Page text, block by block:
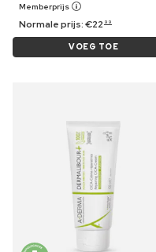
Memberprijs
Normale prijs:€22 99
VOEG TOE